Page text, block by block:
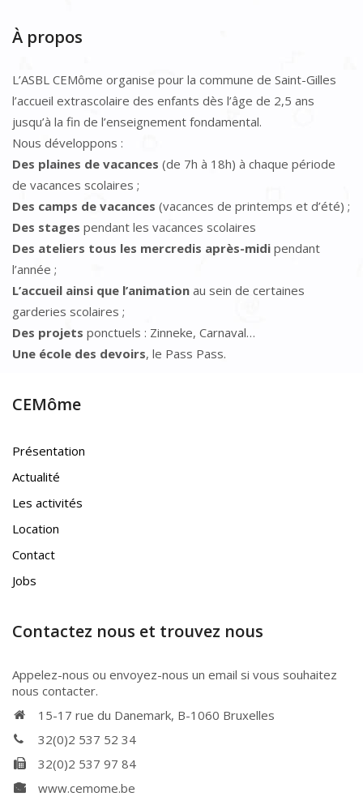
À propos
L’ASBL CEMôme organise pour la commune de Saint-Gilles
l’accueil extrascolaire des enfants dès l’âge de 2,5 ans
jusqu’à la fin de l’enseignement fondamental.
Nous développons :
Des plaines de vacances (de 7h à 18h) à chaque période
de vacances scolaires ;
Des camps de vacances (vacances de printemps et d’été) ;
Des stages pendant les vacances scolaires
Des ateliers tous les mercredis après-midi pendant
l’année ;
L’accueil ainsi que l’animation au sein de certaines
garderies scolaires ;
Des projets ponctuels : Zinneke, Carnaval…
Une école des devoirs, le Pass Pass.
CEMôme
Présentation
Actualité
Les activités
Location
Contact
Jobs
Contactez nous et trouvez nous
Appelez-nous ou envoyez-nous un email si vous souhaitez
nous contacter.
15-17 rue du Danemark, B-1060 Bruxelles
32(0)2 537 52 34
32(0)2 537 97 84
www.cemome.be